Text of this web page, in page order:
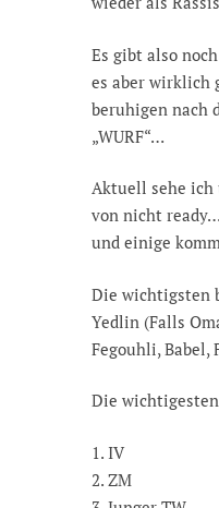
Es gibt also
es aber wirklich
beruhigen nach
„WURF“…
Aktuell sehe ich
von nicht ready…
und einige
Die wichtigsten
Yedlin (Falls
Fegouhli, Babel,
Die
1. IV
2. ZM